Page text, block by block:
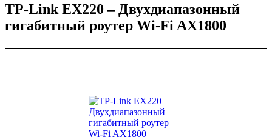
TP-Link EX220 – Двухдиапазонный
гигабитный роутер Wi‑Fi AX1800